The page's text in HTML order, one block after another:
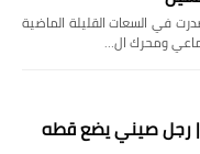
في السعات القليلة الماضية
ومحرك ال…
| رجل صيني يضع قطه